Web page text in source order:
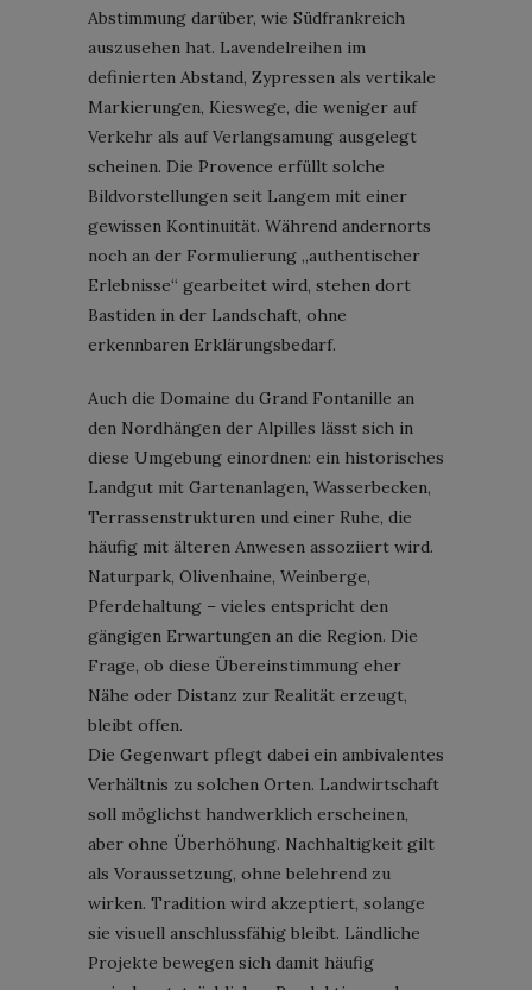
Abstimmung darüber, wie Südfrankreich
auszusehen hat. Lavendelreihen im
definierten Abstand, Zypressen als vertikale
Markierungen, Kieswege, die weniger auf
Verkehr als auf Verlangsamung ausgelegt
scheinen. Die Provence erfüllt solche
Bildvorstellungen seit Langem mit einer
gewissen Kontinuität. Während andernorts
noch an der Formulierung „authentischer
Erlebnisse“ gearbeitet wird, stehen dort
Bastiden in der Landschaft, ohne
erkennbaren Erklärungsbedarf.
Auch die Domaine du Grand Fontanille an
den Nordhängen der Alpilles lässt sich in
diese Umgebung einordnen: ein historisches
Landgut mit Gartenanlagen, Wasserbecken,
Terrassenstrukturen und einer Ruhe, die
häufig mit älteren Anwesen assoziiert wird.
Naturpark, Olivenhaine, Weinberge,
Pferdehaltung – vieles entspricht den
gängigen Erwartungen an die Region. Die
Frage, ob diese Übereinstimmung eher
Nähe oder Distanz zur Realität erzeugt,
bleibt offen.
Die Gegenwart pflegt dabei ein ambivalentes
Verhältnis zu solchen Orten. Landwirtschaft
soll möglichst handwerklich erscheinen,
aber ohne Überhöhung. Nachhaltigkeit gilt
als Voraussetzung, ohne belehrend zu
wirken. Tradition wird akzeptiert, solange
sie visuell anschlussfähig bleibt. Ländliche
Projekte bewegen sich damit häufig